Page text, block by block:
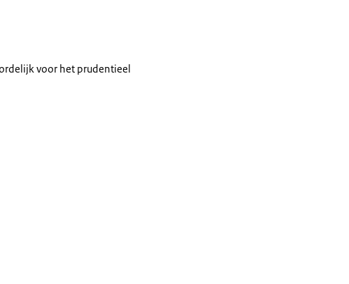
voor het prudentieel